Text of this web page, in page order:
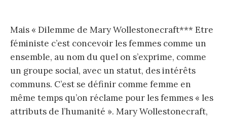
Mais « Dilemme de Mary Wollestonecraft*** Etre
féministe c’est concevoir les femmes comme un
ensemble, au nom du quel on s’exprime, comme
un groupe social, avec un statut, des intérêts
communs. C’est se définir comme femme en
même temps qu’on réclame pour les femmes « les
attributs de l’humanité ». Mary Wollestonecraft,